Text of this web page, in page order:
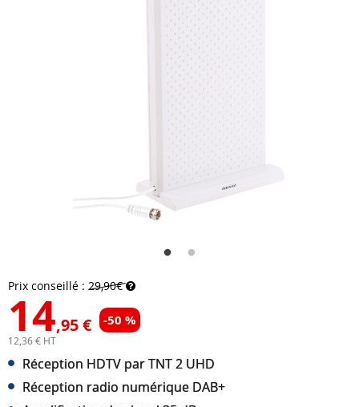
Prix conseillé : 29,90€
14,95 € -50 %
12,36 € HT
Réception HDTV par TNT 2 UHD
Réception radio numérique DAB+